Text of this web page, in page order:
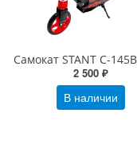
2 500 ₽
В наличии